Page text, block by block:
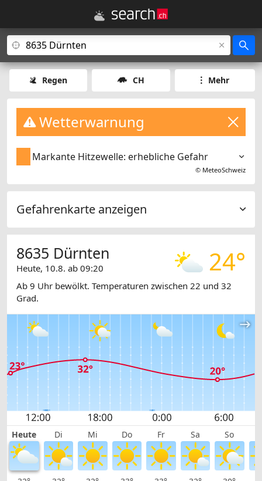
Regen CH Mehr
Wetterwarnung
Markante Hitzewelle: erhebliche Gefahr
© MeteoSchweiz
Gefahrenkarte anzeigen
24°
8635 Dürnten
Heute, 10.8. ab 09:20
Ab 9 Uhr bewölkt. Temperaturen zwischen 22 und 32
Grad.
Heute Di Mi Do Fr Sa So